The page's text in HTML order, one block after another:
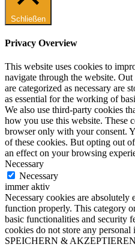
Schließen
Privacy Overview
This website uses cookies to
navigate through the website.
are categorized as necessary are
as essential for the working of
We also use third-party cookies
how you use this website. These
browser only with your consent.
of these cookies. But opting out
an effect on your browsing
Necessary
Necessary
immer aktiv
Necessary cookies are absolutely
function properly. This category
basic functionalities and security
cookies do not store any personal
SPEICHERN & AKZEPTIEREN